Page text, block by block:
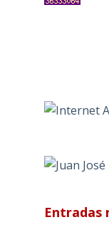
Entradas